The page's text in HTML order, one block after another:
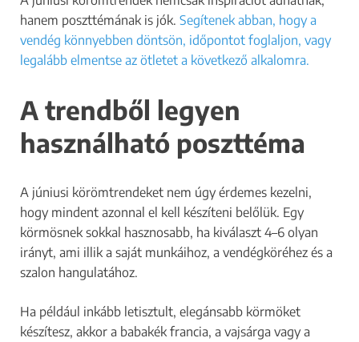
hanem poszttémának is jók. Segítenek abban, hogy a
vendég könnyebben döntsön, időpontot foglaljon, vagy
legalább elmentse az ötletet a következő alkalomra.
A trendből legyen
használható poszttéma
A júniusi körömtrendeket nem úgy érdemes kezelni,
hogy mindent azonnal el kell készíteni belőlük. Egy
körmösnek sokkal hasznosabb, ha kiválaszt 4–6 olyan
irányt, ami illik a saját munkáihoz, a vendégköréhez és a
szalon hangulatához.
Ha például inkább letisztult, elegánsabb körmöket
készítesz, akkor a babakék francia, a vajsárga vagy a